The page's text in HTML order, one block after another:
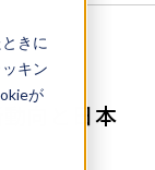
きに
キン
が
向と日本